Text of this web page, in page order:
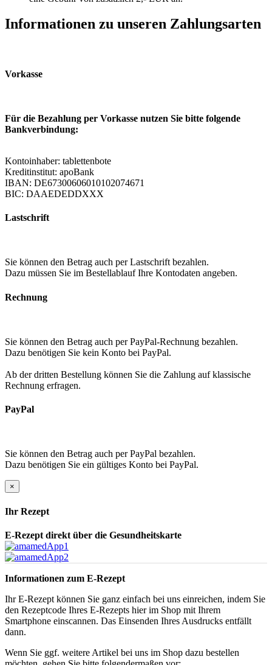
Informationen zu unseren Zahlungsarten
Vorkasse
Für die Bezahlung per Vorkasse nutzen Sie bitte folgende
Bankverbindung:
Kontoinhaber: tablettenbote
Kreditinstitut: apoBank
IBAN: DE67300606010102074671
BIC: DAAEDEDDXXX
Lastschrift
Sie können den Betrag auch per Lastschrift bezahlen.
Dazu müssen Sie im Bestellablauf Ihre Kontodaten angeben.
Rechnung
Sie können den Betrag auch per PayPal-Rechnung bezahlen.
Dazu benötigen Sie kein Konto bei PayPal.
Ab der dritten Bestellung können Sie die Zahlung auf klassische
Rechnung erfragen.
PayPal
Sie können den Betrag auch per PayPal bezahlen.
Dazu benötigen Sie ein gültiges Konto bei PayPal.
×
Ihr Rezept
E-Rezept direkt über die Gesundheitskarte
Informationen zum E-Rezept
Ihr E-Rezept können Sie ganz einfach bei uns einreichen, indem Sie
den Rezeptcode Ihres E-Rezepts hier im Shop mit Ihrem
Smartphone einscannen. Das Einsenden Ihres Ausdrucks entfällt
dann.
Wenn Sie ggf. weitere Artikel bei uns im Shop dazu bestellen